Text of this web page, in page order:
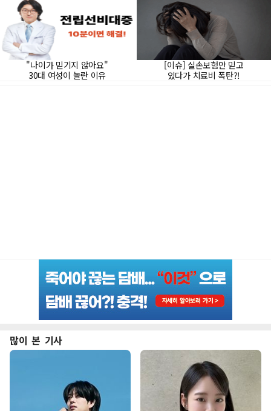
많이 본 기사